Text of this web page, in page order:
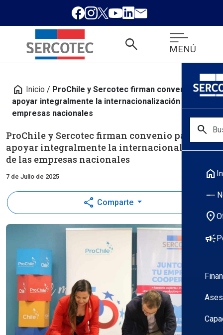
search MENÚ
search
home
location_on
campaign
home Inicio / ProChile y Sercotec firman convenio para
apoyar integralmente la internacionalización de las
empresas nacionales
ProChile y Sercotec firman convenio para
apoyar integralmente la internacionalización
de las empresas nacionales
7 de Julio de 2025
share Comparte